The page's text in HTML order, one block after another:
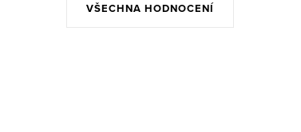
VŠECHNA HODNOCENÍ